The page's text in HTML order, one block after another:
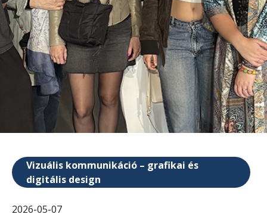
Vizuális kommunikáció – grafikai és
digitális design
2026-05-07